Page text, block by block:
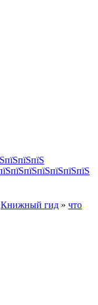
Книжный гид » что